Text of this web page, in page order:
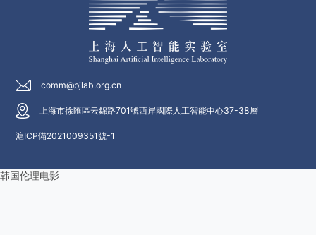
comm@pjlab.org.cn
上海市徐匯區云錦路701號西岸國際人工智能中心37-38層
滬ICP備2021009351號-1
韩国伦理电影